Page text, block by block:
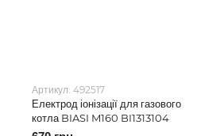
Артикул: 492517
Електрод іонізації для газового
котла BIASI M160 BI1313104